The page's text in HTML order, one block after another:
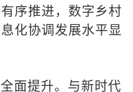
序推进，数字乡村
化协调发展水平显
面提升。 与新时代